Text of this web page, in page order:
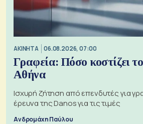
ΑΚΙΝΗΤΑ 06.08.2026, 07:00
Γραφεία: Πόσο κοστίζει
Αθήνα
Ισχυρή ζήτηση από επενδυτές για
έρευνα της Danos για τις τιμές
Ανδρομάχη Παύλου